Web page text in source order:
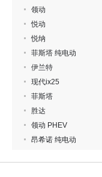
领动
悦动
悦纳
菲斯塔 纯电动
伊兰特
现代ix25
菲斯塔
胜达
领动 PHEV
昂希诺 纯电动